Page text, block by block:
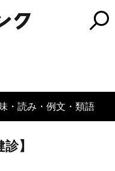
・読み・例文・類語
】